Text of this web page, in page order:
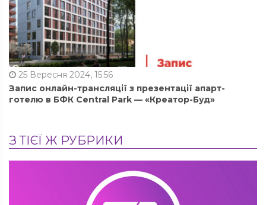
25 Вересня 2024, 15:56
Запис онлайн-трансляції з презентації апарт-
готелю в БФК Central Park — «Креатор-Буд»
З ТІЄЇ Ж РУБРИКИ